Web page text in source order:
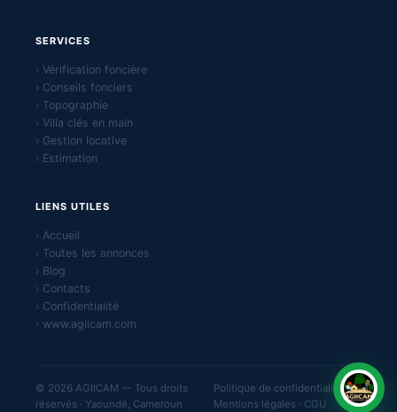
SERVICES
› Vérification foncière
› Conseils fonciers
› Topographie
› Villa clés en main
› Gestion locative
› Estimation
LIENS UTILES
› Accueil
› Toutes les annonces
› Blog
› Contacts
› Confidentialité
› www.agiicam.com
© 2026 AGIICAM — Tous droits
réservés · Yaoundé, Cameroun
Politique de confidentialité ·
Mentions légales · CGU